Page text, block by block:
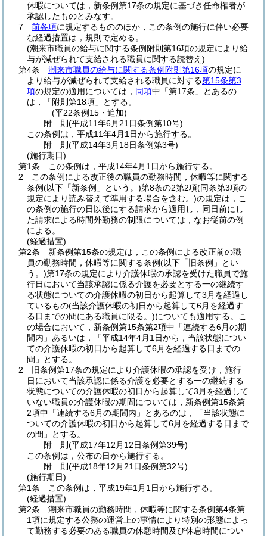
休暇については，新条例第17条の規定に基づき任命権者が
承認したものとみなす。
7
前各項に規定するもののほか，この条例の施行に伴い必要
な経過措置は，規則で定める。
(潮来市職員の給与に関する条例附則第16項の規定により給
与が減ぜられて支給される職員に関する読替え)
第4条
潮来市職員の給与に関する条例附則第16項の規定に
より給与が減ぜられて支給される職員に対する第15条第3
項の規定の適用については， 同項中「第17条」とあるの
は，「附則第18項」とする。
(平22条例15・追加)
附 則(平成11年6月21日条例第10号)
この条例は，平成11年4月1日から施行する。
附 則(平成14年3月18日条例第3号)
(施行期日)
第1条
この条例は，平成14年4月1日から施行する。
2
この条例による改正後の職員の勤務時間，休暇等に関する
条例(以下「新条例」という。)第8条の2第2項(同条第3項の
規定により読み替えて準用する場合を含む。)の規定は，こ
の条例の施行の日以後にする請求から適用し，同日前にし
た請求による時間外勤務の制限については，なお従前の例
による。
(経過措置)
第2条
新条例第15条の規定は，この条例による改正前の職
員の勤務時間，休暇等に関する条例(以下「旧条例」とい
う。)第17条の規定により介護休暇の承認を受けた職員で施
行日において当該承認に係る介護を必要とする一の継続す
る状態についての介護休暇の初日から起算して3月を経過し
ているもの(当該介護休暇の初日から起算して6月を経過す
る日までの間にある職員に限る。)についても適用する。
こ
の場合において，新条例第15条第2項中「連続する6月の期
間内」あるいは，「平成14年4月1日から，当該状態につい
ての介護休暇の初日から起算して6月を経過する日までの
間」とする。
2
旧条例第17条の規定により介護休暇の承認を受け，施行
日において当該承認に係る介護を必要とする一の継続する
状態についての介護休暇の初日から起算して3月を経過して
いない職員の介護休暇の期間については，新条例第15条第
2項中「連続する6月の期間内」とあるのは，「当該状態に
ついての介護休暇の初日から起算して6月を経過する日まで
の間」とする。
附 則(平成17年12月12日条例第39号)
この条例は，公布の日から施行する。
附 則(平成18年12月21日条例第32号)
(施行期日)
第1条
この条例は，平成19年1月1日から施行する。
(経過措置)
第2条
潮来市職員の勤務時間，休暇等に関する条例第4条第
1項に規定する公務の運営上の事情により特別の形態によっ
て勤務する必要のある職員の休憩時間及び休息時間につい